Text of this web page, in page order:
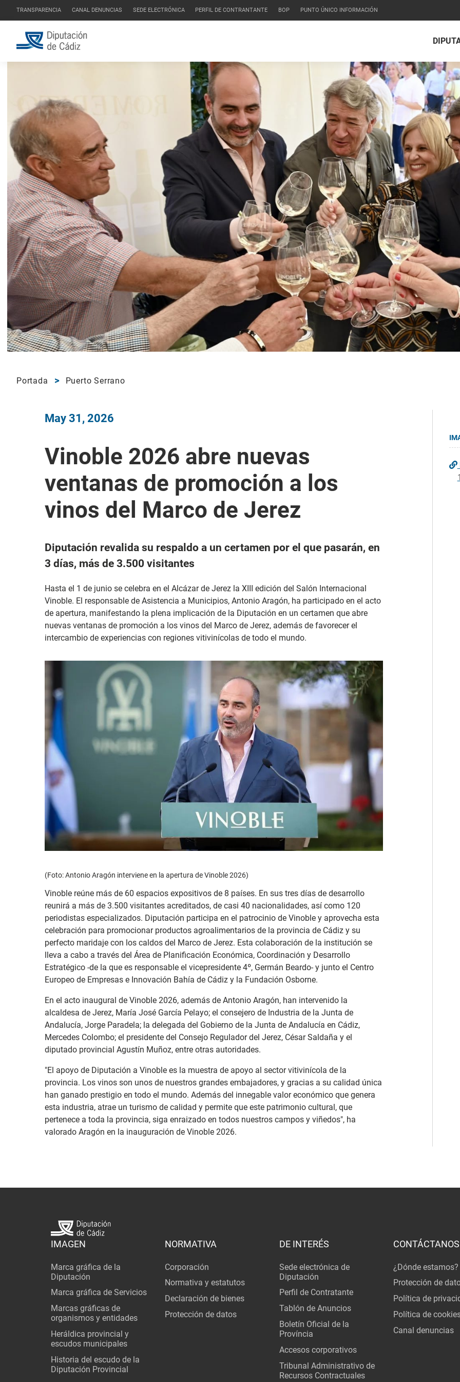
TRANSPARENCIA CANAL DENUNCIAS SEDE ELECTRÓNICA PERFIL DE CONTRANTANTE BOP PUNTO ÚNICO INFORMACIÓN
Portada Puerto Serrano
May 31, 2026
Vinoble 2026 abre nuevas
ventanas de promoción a los
vinos del Marco de Jerez
Diputación revalida su respaldo a un certamen por el que pasarán, en
3 días, más de 3.500 visitantes
Hasta el 1 de junio se celebra en el Alcázar de Jerez la XIII edición del Salón Internacional
Vinoble. El responsable de Asistencia a Municipios, Antonio Aragón, ha participado en el acto
de apertura, manifestando la plena implicación de la Diputación en un certamen que abre
nuevas ventanas de promoción a los vinos del Marco de Jerez, además de favorecer el
intercambio de experiencias con regiones vitivinícolas de todo el mundo.
(Foto: Antonio Aragón interviene en la apertura de Vinoble 2026)
Vinoble reúne más de 60 espacios expositivos de 8 países. En sus tres días de desarrollo
reunirá a más de 3.500 visitantes acreditados, de casi 40 nacionalidades, así como 120
periodistas especializados. Diputación participa en el patrocinio de Vinoble y aprovecha esta
celebración para promocionar productos agroalimentarios de la provincia de Cádiz y su
perfecto maridaje con los caldos del Marco de Jerez. Esta colaboración de la institución se
lleva a cabo a través del Área de Planificación Económica, Coordinación y Desarrollo
Estratégico -de la que es responsable el vicepresidente 4º, Germán Beardo- y junto el Centro
Europeo de Empresas e Innovación Bahía de Cádiz y la Fundación Osborne.
En el acto inaugural de Vinoble 2026, además de Antonio Aragón, han intervenido la
alcaldesa de Jerez, María José García Pelayo; el consejero de Industria de la Junta de
Andalucía, Jorge Paradela; la delegada del Gobierno de la Junta de Andalucía en Cádiz,
Mercedes Colombo; el presidente del Consejo Regulador del Jerez, César Saldaña y el
diputado provincial Agustín Muñoz, entre otras autoridades.
"El apoyo de Diputación a Vinoble es la muestra de apoyo al sector vitivinícola de la
provincia. Los vinos son unos de nuestros grandes embajadores, y gracias a su calidad única
han ganado prestigio en todo el mundo. Además del innegable valor económico que genera
esta industria, atrae un turismo de calidad y permite que este patrimonio cultural, que
pertenece a toda la provincia, siga enraizado en todos nuestros campos y viñedos", ha
valorado Aragón en la inauguración de Vinoble 2026.
IMAGEN
Marca gráfica de la
Diputación
Marca gráfica de Servicios
Marcas gráficas de
organismos y entidades
Heráldica provincial y
escudos municipales
Historia del escudo de la
Diputación Provincial
NORMATIVA
Corporación
Normativa y estatutos
Declaración de bienes
Protección de datos
DE INTERÉS
Sede electrónica de
Diputación
Perfil de Contratante
Tablón de Anuncios
Boletín Oficial de la
Província
Accesos corporativos
Tribunal Administrativo de
Recursos Contractuales
CONTÁCTANOS
¿Dónde estamos?
Protección de
Política de
Política de
Canal denuncias